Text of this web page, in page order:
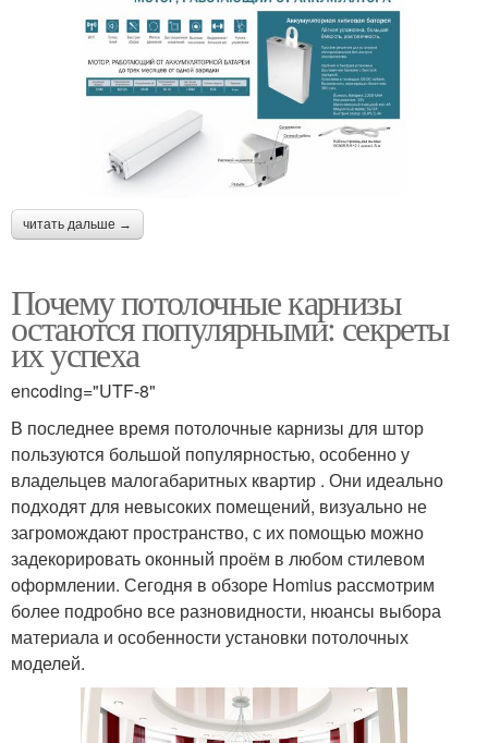
читать дальше →
Почему потолочные карнизы
остаются популярными: секреты
их успеха
encoding="UTF-8"
В последнее время потолочные карнизы для штор
пользуются большой популярностью, особенно у
владельцев малогабаритных квартир . Они идеально
подходят для невысоких помещений, визуально не
загромождают пространство, с их помощью можно
задекорировать оконный проём в любом стилевом
оформлении. Сегодня в обзоре Homius рассмотрим
более подробно все разновидности, нюансы выбора
материала и особенности установки потолочных
моделей.